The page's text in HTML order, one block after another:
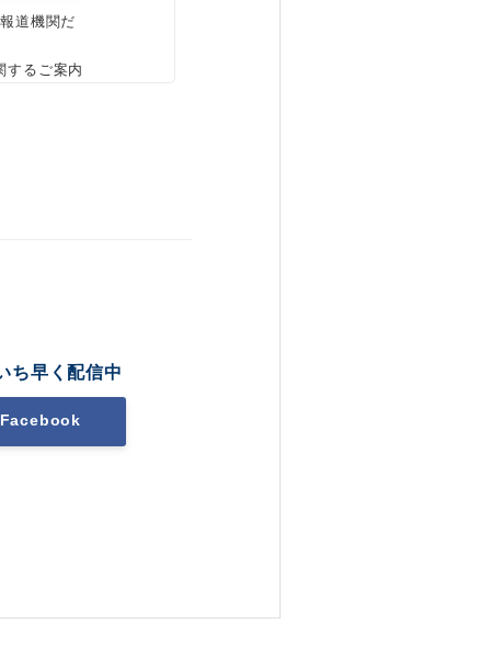
道機関だ
するご案内
ち早く配信中
Facebook